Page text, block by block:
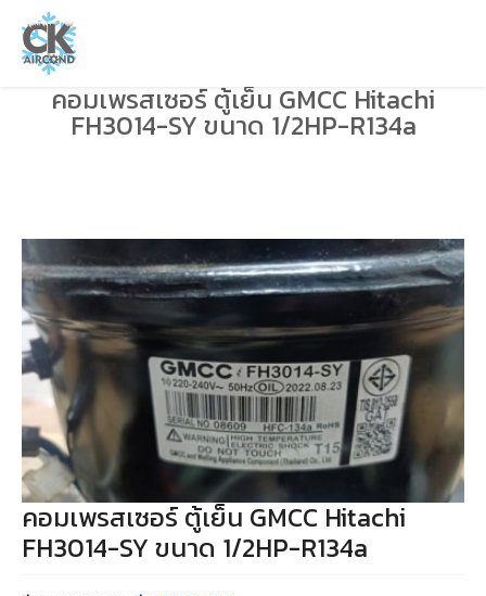
คอมเพรสเซอร์ ตู้เย็น GMCC Hitachi
FH3014-SY ขนาด 1/2HP-R134a
คอมเพรสเซอร์ ตู้เย็น GMCC Hitachi
FH3014-SY ขนาด 1/2HP-R134a